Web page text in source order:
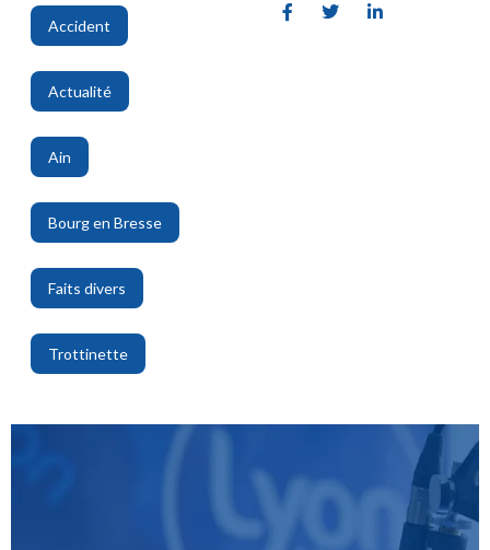
Accident
,
Actualité
,
Ain
,
Bourg en Bresse
,
Faits divers
,
Trottinette